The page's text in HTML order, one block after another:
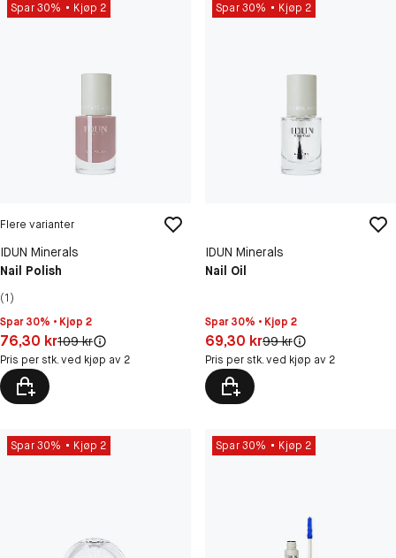
Spar 30% Kjøp 2
Flere varianter
IDUN Minerals
Nail Polish
(1)
Spar 30% • Kjøp 2
Pris: 76,30 kr
76,30 krOriginal pris:
109 kr
Pris per stk. ved kjøp av 2
Spar 30% Kjøp 2
IDUN Minerals
Nail Oil
Spar 30% • Kjøp 2
Pris: 69,30 kr
69,30 krOriginal pris:
99 kr
Pris per stk. ved kjøp av 2
Spar 30% Kjøp 2 Spar 30% Kjøp 2